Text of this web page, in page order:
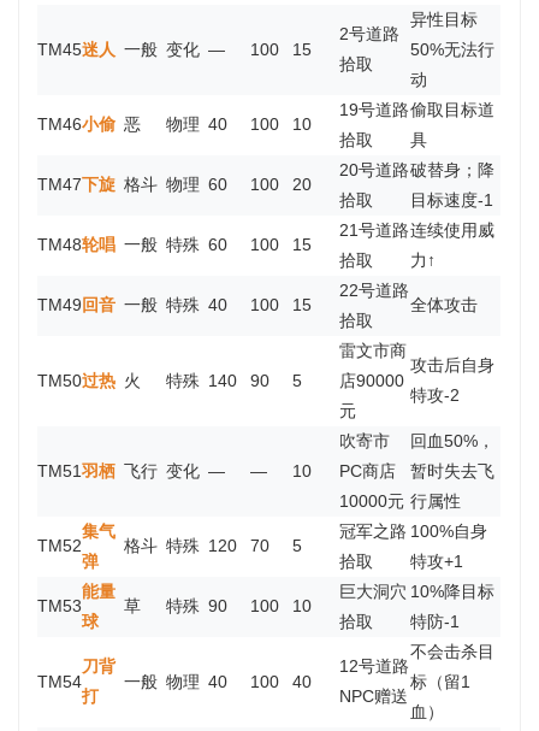
TM45迷人 一般 变化 — 100 15
2号道路
拾取
异性目标
50%无法行
动
TM46小偷 恶 物理 40 100 10
19号道路
拾取
偷取目标道
具
TM47下旋 格斗 物理 60 100 20
20号道路
拾取
破替身；降
目标速度-1
TM48轮唱 一般 特殊 60 100 15
21号道路
拾取
连续使用威
力↑
TM49回音 一般 特殊 40 100 15
22号道路
拾取
全体攻击
TM50过热 火 特殊 140 90 5
雷文市商
店90000
元
攻击后自身
特攻-2
TM51羽栖 飞行 变化 — — 10
吹寄市
PC商店
10000元
回血50%，
暂时失去飞
行属性
TM52
集气
弹
格斗 特殊 120 70 5
冠军之路
拾取
100%自身
特攻+1
TM53
能量
球
草 特殊 90 100 10
巨大洞穴
拾取
10%降目标
特防-1
TM54
刀背
打
一般 物理 40 100 40
12号道路
NPC赠送
不会击杀目
标（留1
血）